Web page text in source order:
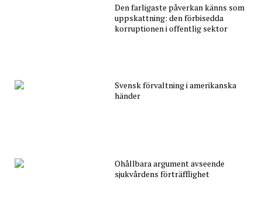
Den farligaste påverkan känns som
uppskattning: den förbisedda
korruptionen i offentlig sektor
Svensk förvaltning i amerikanska
händer
Ohållbara argument avseende
sjukvårdens förträfflighet